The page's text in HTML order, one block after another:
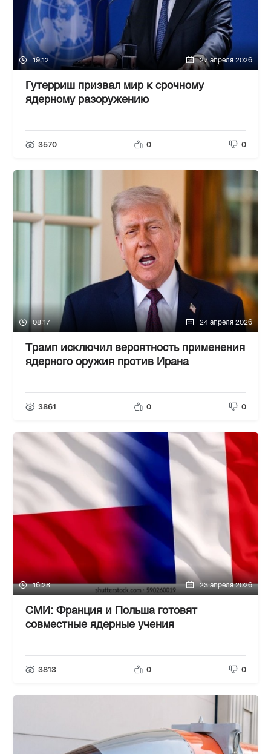
19:12 27 апреля 2026
Гутерриш призвал мир к срочному
ядерному разоружению
3570 0 0
08:17 24 апреля 2026
Трамп исключил вероятность применения
ядерного оружия против Ирана
3861 0 0
16:28 23 апреля 2026
СМИ: Франция и Польша готовят
совместные ядерные учения
3813 0 0